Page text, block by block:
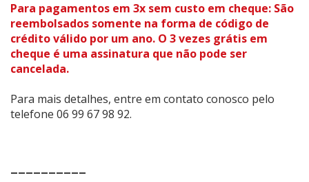
Para pagamentos em 3x sem custo em cheque: São
reembolsados somente na forma de código de
crédito válido por um ano. O 3 vezes grátis em
cheque é uma assinatura que não pode ser
cancelada.
Para mais detalhes, entre em contato conosco pelo
telefone 06 99 67 98 92.